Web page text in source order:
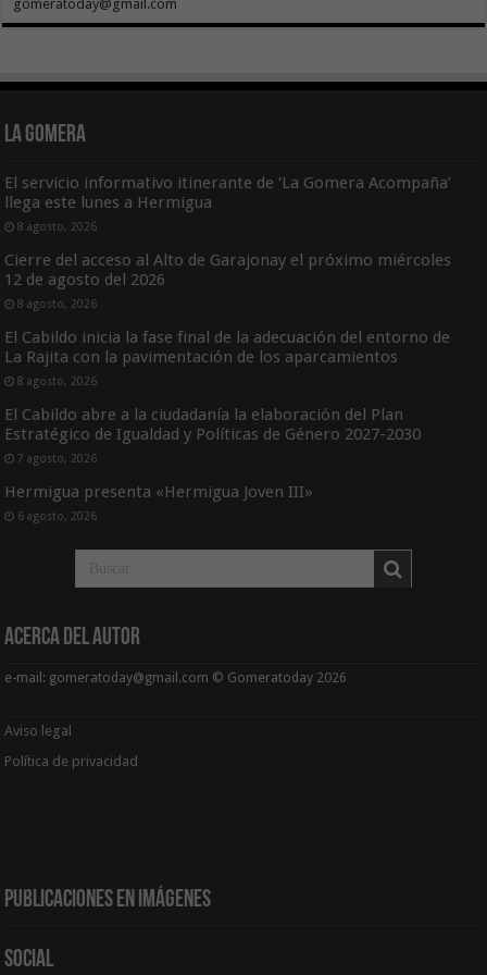
gomeratoday@gmail.com
La Gomera
El servicio informativo itinerante de ‘La Gomera Acompaña’
llega este lunes a Hermigua
8 agosto, 2026
Cierre del acceso al Alto de Garajonay el próximo miércoles
12 de agosto del 2026
8 agosto, 2026
El Cabildo inicia la fase final de la adecuación del entorno de
La Rajita con la pavimentación de los aparcamientos
8 agosto, 2026
El Cabildo abre a la ciudadanía la elaboración del Plan
Estratégico de Igualdad y Políticas de Género 2027-2030
7 agosto, 2026
Hermigua presenta «Hermigua Joven III»
6 agosto, 2026
Acerca del Autor
e-mail: gomeratoday@gmail.com © Gomeratoday 2026
Aviso legal
Política de privacidad
Publicaciones en Imágenes
Social